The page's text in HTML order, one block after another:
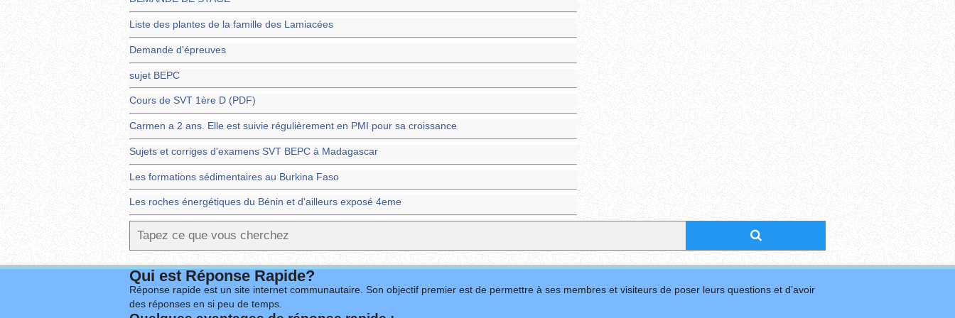
Liste des plantes de la famille des Lamiacées
Demande d'épreuves
sujet BEPC
Cours de SVT 1ère D (PDF)
Carmen a 2 ans. Elle est suivie régulièrement en PMI pour sa croissance
Sujets et corriges d'examens SVT BEPC à Madagascar
Les formations sédimentaires au Burkina Faso
Les roches énergétiques du Bénin et d'ailleurs exposé 4eme
Qui est Réponse Rapide?
Réponse rapide est un site internet communautaire. Son objectif premier est de permettre à ses membres et visiteurs de poser leurs questions et d’avoir
des réponses en si peu de temps.